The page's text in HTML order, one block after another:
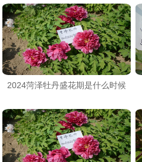
2024菏泽牡丹盛花期是什么时候